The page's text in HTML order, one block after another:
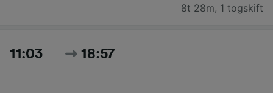
8t 28m, 1 togskift
11:03 18:57